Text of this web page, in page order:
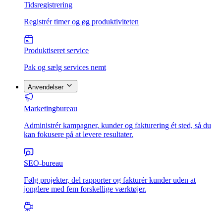
Tidsregistrering
Registrér timer og øg produktiviteten
Produktiseret service
Pak og sælg services nemt
Anvendelser
Marketingbureau
Administrér kampagner, kunder og fakturering ét sted, så du
kan fokusere på at levere resultater.
SEO-bureau
Følg projekter, del rapporter og fakturér kunder uden at
jonglere med fem forskellige værktøjer.